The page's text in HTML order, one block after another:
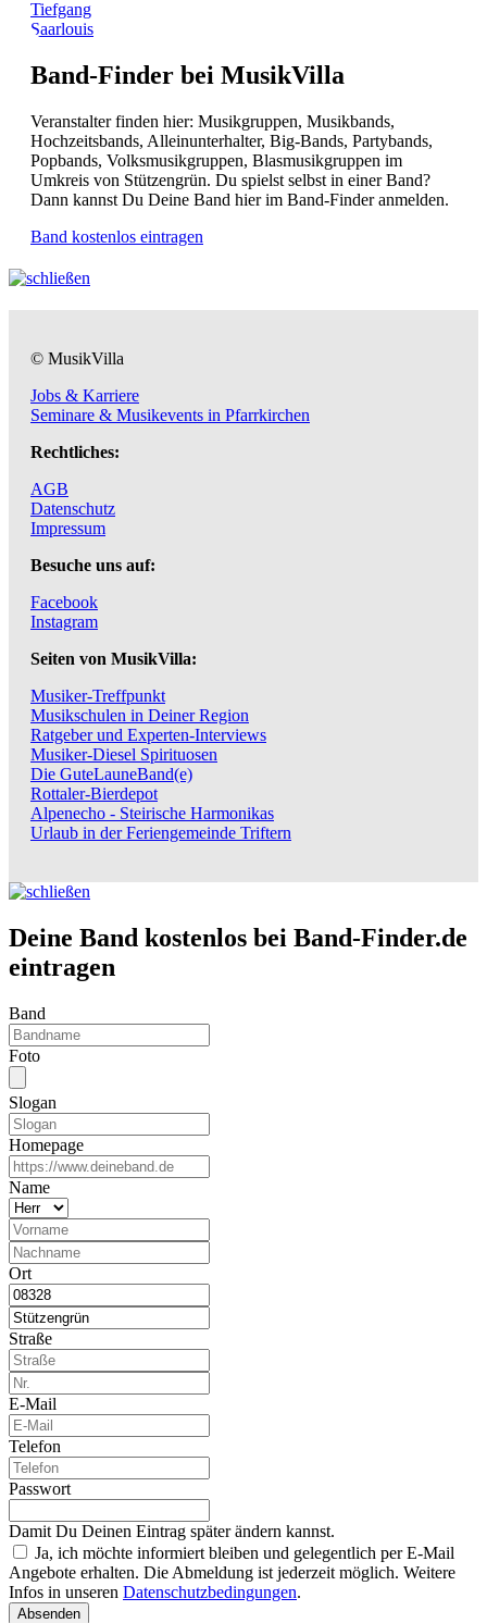
Tiefgang
Saarlouis
Band-Finder bei MusikVilla
Veranstalter finden hier: Musikgruppen, Musikbands,
Hochzeitsbands, Alleinunterhalter, Big-Bands, Partybands,
Popbands, Volksmusikgruppen, Blasmusikgruppen im
Umkreis von Stützengrün. Du spielst selbst in einer Band?
Dann kannst Du Deine Band hier im Band-Finder anmelden.
Band kostenlos eintragen
© MusikVilla
Jobs & Karriere
Seminare & Musikevents in Pfarrkirchen
Rechtliches:
AGB
Datenschutz
Impressum
Besuche uns auf:
Facebook
Instagram
Seiten von MusikVilla:
Musiker-Treffpunkt
Musikschulen in Deiner Region
Ratgeber und Experten-Interviews
Musiker-Diesel Spirituosen
Die GuteLauneBand(e)
Rottaler-Bierdepot
Alpenecho - Steirische Harmonikas
Urlaub in der Feriengemeinde Triftern
Deine Band kostenlos bei Band-Finder.de
eintragen
Band
Foto
Slogan
Homepage
Name
Ort
Straße
E-Mail
Telefon
Passwort
Damit Du Deinen Eintrag später ändern kannst.
Ja, ich möchte informiert bleiben und gelegentlich per E-Mail
Angebote erhalten. Die Abmeldung ist jederzeit möglich. Weitere
Infos in unseren Datenschutzbedingungen.
Absenden